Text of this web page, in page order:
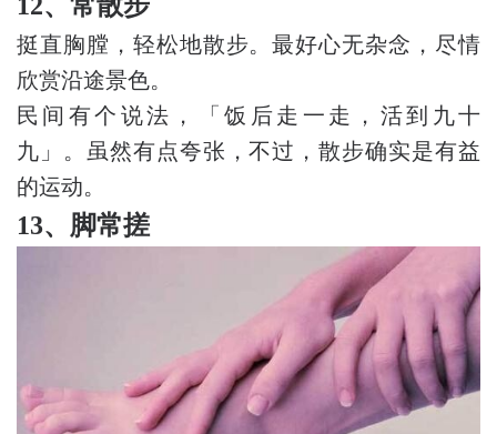
挺直胸膛，轻松地散步。最好心无杂念，尽情
欣赏沿途景色。
民间有个说法，「饭后走一走，活到九十
九」。虽然有点夸张，不过，散步确实是有益
的运动。
13、脚常搓